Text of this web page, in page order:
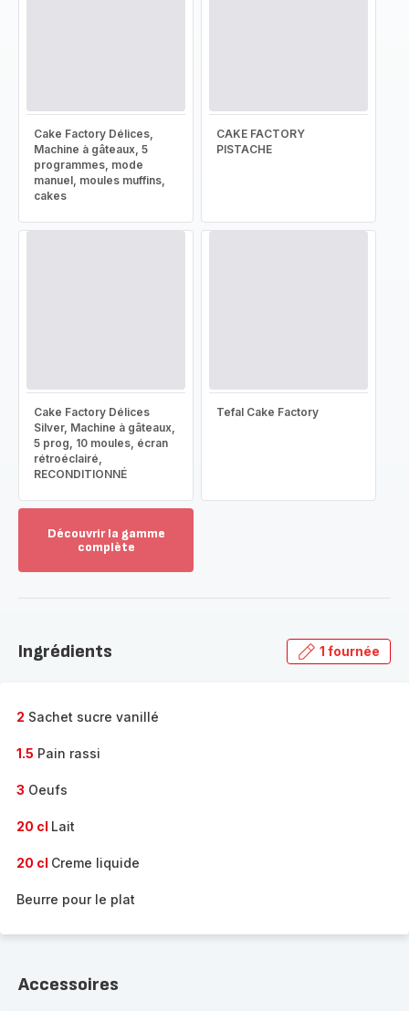
Cake Factory Délices,
Machine à gâteaux, 5
programmes, mode
manuel, moules muffins,
cakes
CAKE FACTORY
PISTACHE
Cake Factory Délices
Silver, Machine à gâteaux,
5 prog, 10 moules, écran
rétroéclairé,
RECONDITIONNÉ
Tefal Cake Factory
Découvrir la gamme
complète
gamme
Ingrédients 1 fournée
2 Sachet sucre vanillé
1.5 Pain rassi
3 Oeufs
20 cl Lait
20 cl Creme liquide
Beurre pour le plat
Accessoires